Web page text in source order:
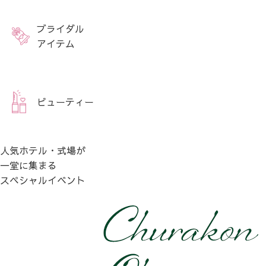
ブライダル
アイテム
ビューティー
人気ホテル・式場が
一堂に集まる
スペシャルイベント